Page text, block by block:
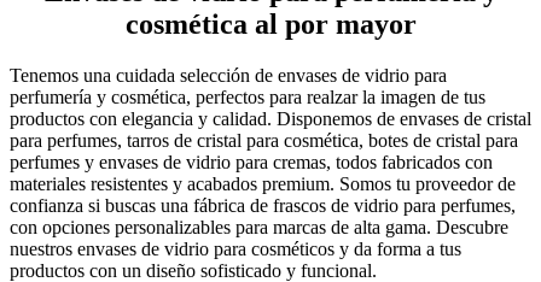
cosmética al por mayor
Tenemos una cuidada selección de envases de vidrio para
perfumería y cosmética, perfectos para realzar la imagen de tus
productos con elegancia y calidad. Disponemos de envases de cristal
para perfumes, tarros de cristal para cosmética, botes de cristal para
perfumes y envases de vidrio para cremas, todos fabricados con
materiales resistentes y acabados premium. Somos tu proveedor de
confianza si buscas una fábrica de frascos de vidrio para perfumes,
con opciones personalizables para marcas de alta gama. Descubre
nuestros envases de vidrio para cosméticos y da forma a tus
productos con un diseño sofisticado y funcional.